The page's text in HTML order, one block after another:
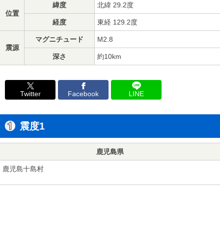
位置
緯度 北緯 29.2度
経度 東経 129.2度
震源
マグニチュード M2.8
深さ 約10km
Twitter Facebook LINE
震度1
鹿児島県
鹿児島十島村